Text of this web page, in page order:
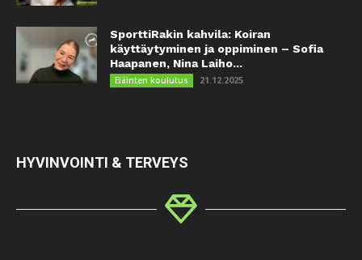
SporttiRakin kahvila: Koiran
käyttäytyminen ja oppiminen – Sofia
Haapanen, Nina Laiho...
Eläinten koulutus 21.12.2025
HYVINVOINTI & TERVEYS